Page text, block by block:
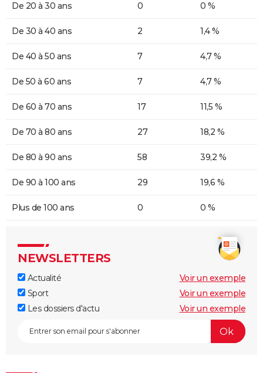
De 20 à 30 ans 0 0 %
De 30 à 40 ans 2 1,4 %
De 40 à 50 ans 7 4,7 %
De 50 à 60 ans 7 4,7 %
De 60 à 70 ans 17 11,5 %
De 70 à 80 ans 27 18,2 %
De 80 à 90 ans 58 39,2 %
De 90 à 100 ans 29 19,6 %
Plus de 100 ans 0 0 %
NEWSLETTERS
Actualité
Voir un exemple
Sport
Voir un exemple
Les dossiers d'actu
Voir un exemple